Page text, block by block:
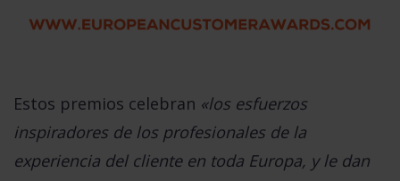
Estos premios celebran «los esfuerzos
inspiradores de los profesionales de la
experiencia del cliente en toda Europa, y le dan